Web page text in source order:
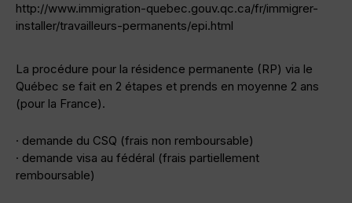
http://www.immigration-quebec.gouv.qc.ca/fr/immigrer-
installer/travailleurs-permanents/epi.html
La procédure pour la résidence permanente (RP) via le
Québec se fait en 2 étapes et prends en moyenne 2 ans
(pour la France).
· demande du CSQ (frais non remboursable)
· demande visa au fédéral (frais partiellement
remboursable)